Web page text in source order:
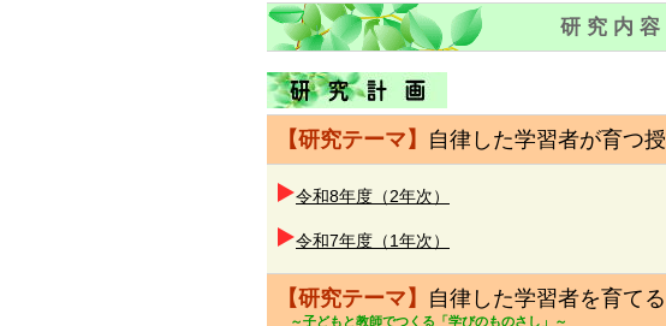
研 究 内 容
【研究テーマ】 自律した学習者が育つ
令和8年度（2年次）
令和7年度（1年次）
【研究テーマ】 自律した学習者を育て
～子どもと教師でつくる「学びのものさし」～